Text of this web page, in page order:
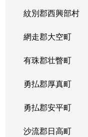
紋別郡西興部村
網走郡大空町
有珠郡壮瞥町
勇払郡厚真町
勇払郡安平町
沙流郡日高町